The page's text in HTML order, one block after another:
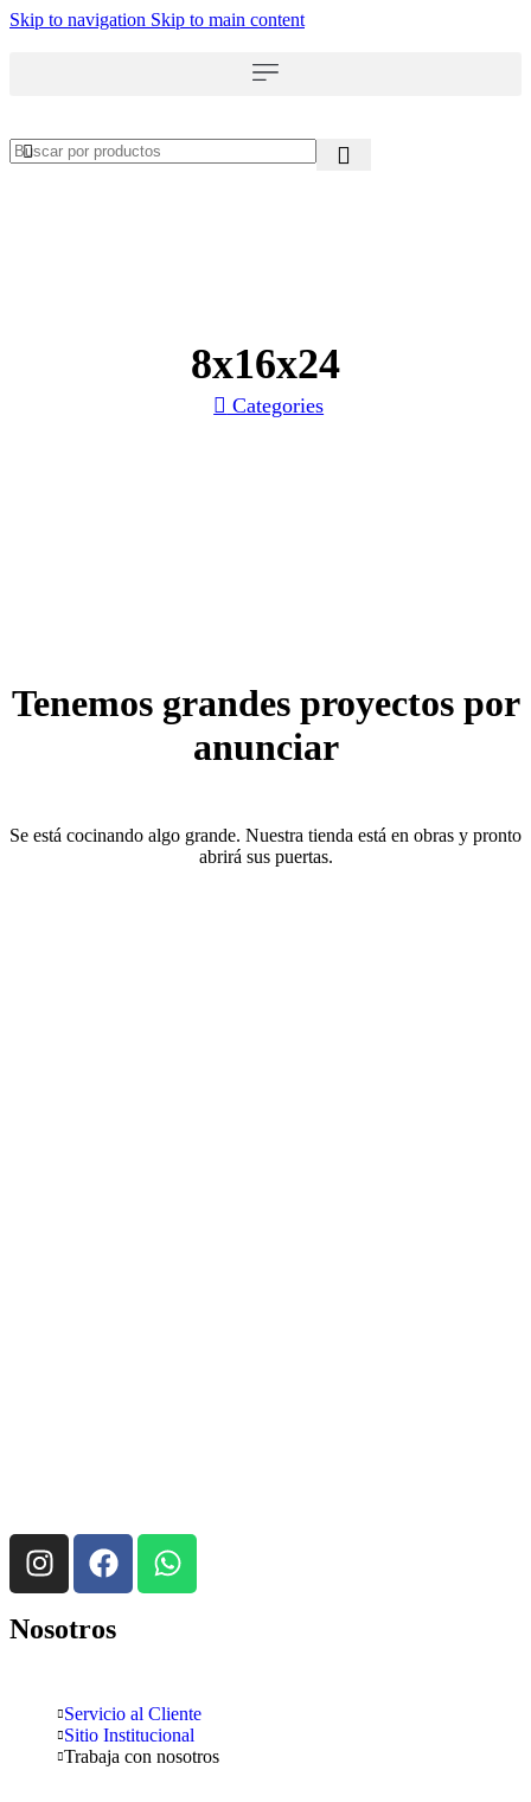
Skip to navigation Skip to main content
8x16x24
Categories
Tenemos grandes proyectos por
anunciar
Se está cocinando algo grande. Nuestra tienda está en obras y pronto
abrirá sus puertas.
Nosotros
Servicio al Cliente
Sitio Institucional
Trabaja con nosotros